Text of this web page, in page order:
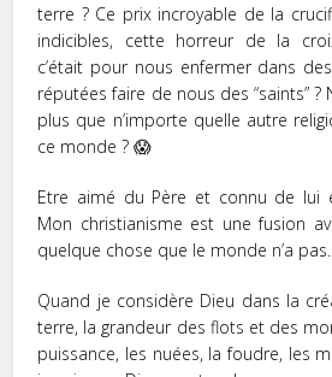
terre ? Ce prix incroyable de la
indicibles, cette horreur de la
c’était pour nous enfermer dans
réputées faire de nous des “saints” ?
plus que n’importe quelle autre
ce monde ? 😱
Etre aimé du Père et connu de lui
Mon christianisme est une fusion
quelque chose que le monde n’a pas.
Quand je considère Dieu dans la
terre, la grandeur des flots et des
puissance, les nuées, la foudre, les